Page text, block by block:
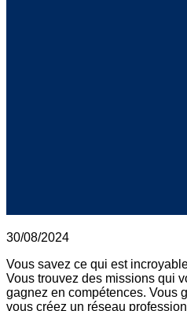
30/08/2024
Vous savez ce qui est
Vous trouvez des missions qui
gagnez en compétences. Vous
vous créez un réseau